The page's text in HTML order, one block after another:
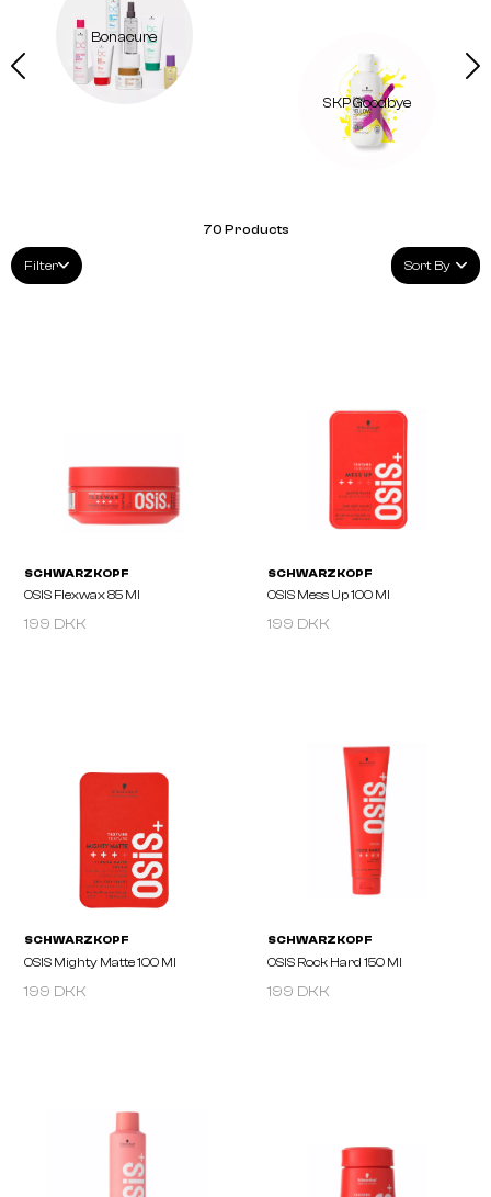
SKP Goodbye
Silhoutte
Filter
70 Products
Sort By
SCHWARZKOPF
199 DKK
SCHWARZKOPF
199 DKK
199 DKK 199 DKK